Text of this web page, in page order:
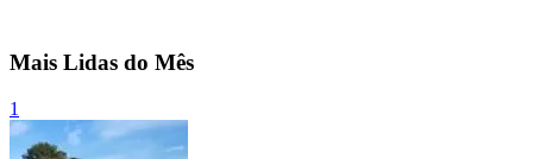
Mais Lidas do Mês
1